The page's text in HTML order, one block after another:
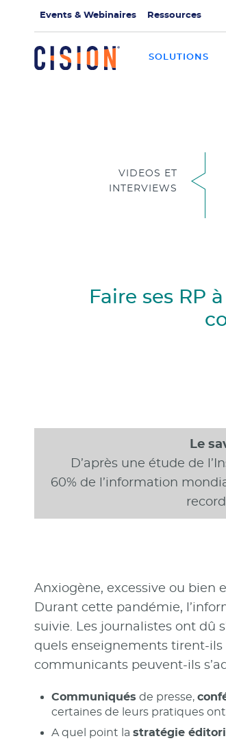
Events & Webinaires Ressources
SOLUTIONS
VIDEOS ET
INTERVIEWS
Faire ses RP
Le
D’après une étude de
60% de l’information
Anxiogène, excessive ou bien
Durant cette pandémie,
suivie. Les journalistes ont dû
quels enseignements tirent-
communicants peuvent-ils
Communiqués de presse,
certaines de leurs pratiques
A quel point la stratégie